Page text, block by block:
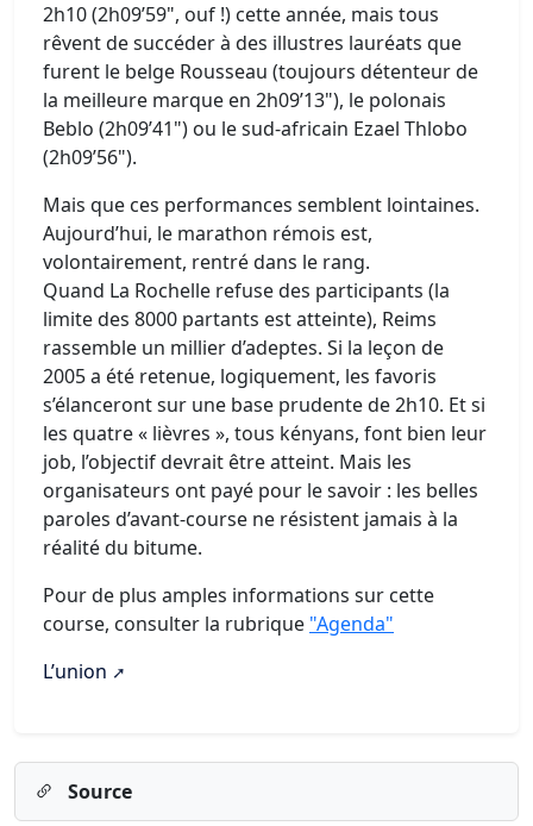
2h10 (2h09’59", ouf !) cette année, mais tous
rêvent de succéder à des illustres lauréats que
furent le belge Rousseau (toujours détenteur de
la meilleure marque en 2h09’13"), le polonais
Beblo (2h09’41") ou le sud-africain Ezael Thlobo
(2h09’56").
Mais que ces performances semblent lointaines.
Aujourd’hui, le marathon rémois est,
volontairement, rentré dans le rang.
Quand La Rochelle refuse des participants (la
limite des 8000 partants est atteinte), Reims
rassemble un millier d’adeptes. Si la leçon de
2005 a été retenue, logiquement, les favoris
s’élanceront sur une base prudente de 2h10. Et si
les quatre « lièvres », tous kényans, font bien leur
job, l’objectif devrait être atteint. Mais les
organisateurs ont payé pour le savoir : les belles
paroles d’avant-course ne résistent jamais à la
réalité du bitume.
Pour de plus amples informations sur cette
course, consulter la rubrique "Agenda"
L’union
Source